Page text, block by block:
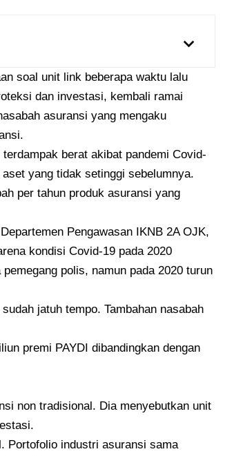
soal unit link beberapa waktu lalu
dan investasi, kembali ramai
asuransi yang mengaku
berat akibat pandemi Covid-
yang tidak setinggi sebelumnya.
per tahun produk asuransi yang
Pengawasan IKNB 2A OJK,
kondisi Covid-19 pada 2020
polis, namun pada 2020 turun
jatuh tempo. Tambahan nasabah
premi PAYDI dibandingkan dengan
non tradisional. Dia menyebutkan unit
Portofolio industri asuransi sama